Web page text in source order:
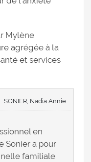
Mylène
agrégée à la
et services
SONIER, Nadia Annie
en
Sonier a pour
familiale